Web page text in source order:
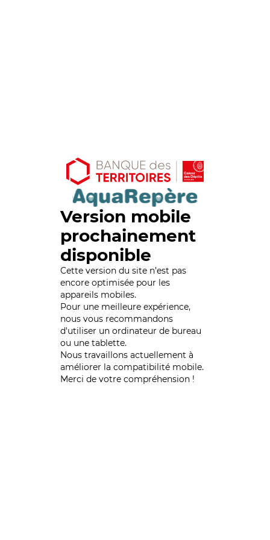
Version mobile
prochainement
disponible
Cette version du site n’est pas
encore optimisée pour les
appareils mobiles.
Pour une meilleure expérience,
nous vous recommandons
d'utiliser un ordinateur de bureau
ou une tablette.
Nous travaillons actuellement à
améliorer la compatibilité mobile.
Merci de votre compréhension !